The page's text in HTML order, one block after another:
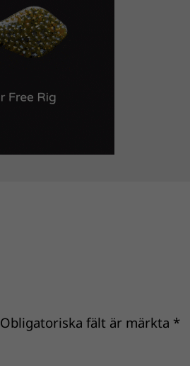
Obligatoriska fält är märkta *